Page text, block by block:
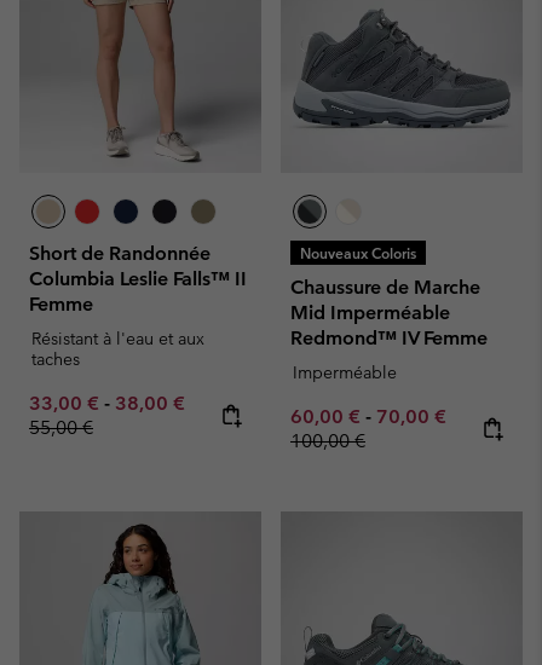
Short de Randonnée
Columbia Leslie Falls™ II
Femme
Résistant à l'eau et aux
taches
Minimum sale price:
33,00 € - Maximum sale price:
38,00 € Regular price:
55,00 €
Nouveaux Coloris
Chaussure de Marche
Mid Imperméable
Redmond™ IV Femme
Imperméable
Minimum sale price:
60,00 € - Maximum sale
70,00 € Regular
100,00 €